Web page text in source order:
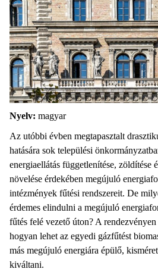
Nyelv: magyar
Az utóbbi évben megtapasztalt
hatására sok települési
energiaellátás függetlenítése, zöldítése
növelése érdekében megújuló
intézmények fűtési rendszereit. De
érdemes elindulni a megújuló
fűtés felé vezető úton? A
hogyan lehet az egyedi gázfűtést
más megújuló energiára épülő,
kiváltani.